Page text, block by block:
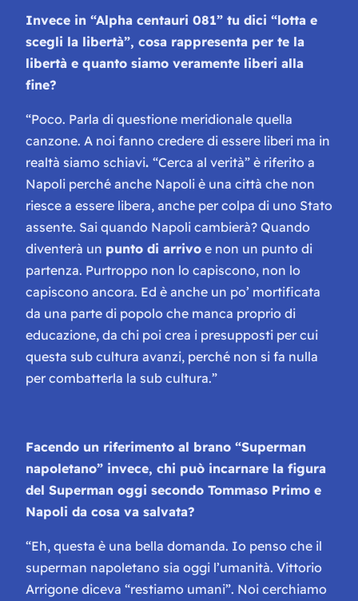
Invece in “Alpha centauri 081” tu dici “lotta e
scegli la libertà”, cosa rappresenta per te la
libertà e quanto siamo veramente liberi alla
fine?
“Poco. Parla di questione meridionale quella
canzone. A noi fanno credere di essere liberi ma in
realtà siamo schiavi. “Cerca al verità” è riferito a
Napoli perché anche Napoli è una città che non
riesce a essere libera, anche per colpa di uno Stato
assente. Sai quando Napoli cambierà? Quando
diventerà un punto di arrivo e non un punto di
partenza. Purtroppo non lo capiscono, non lo
capiscono ancora. Ed è anche un po’ mortificata
da una parte di popolo che manca proprio di
educazione, da chi poi crea i presupposti per cui
questa sub cultura avanzi, perché non si fa nulla
per combatterla la sub cultura.”
Facendo un riferimento al brano “Superman
napoletano” invece, chi può incarnare la figura
del Superman oggi secondo Tommaso Primo e
Napoli da cosa va salvata?
“Eh, questa è una bella domanda. Io penso che il
superman napoletano sia oggi l’umanità. Vittorio
Arrigone diceva “restiamo umani”. Noi cerchiamo